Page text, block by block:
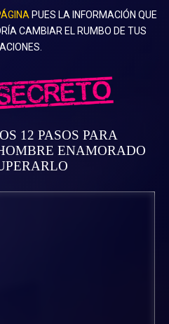
PUES LA INFORMACIÓN QUE
CAMBIAR EL RUMBO DE TUS
12 PASOS PARA
ENAMORADO